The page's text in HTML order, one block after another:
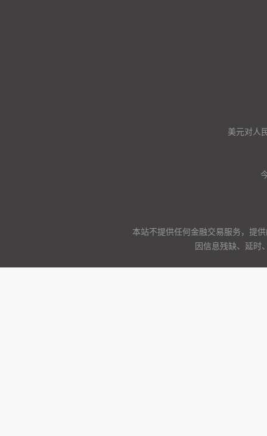
美元对人
本站不提供任何金融交易服务，提
因信息残缺、延时